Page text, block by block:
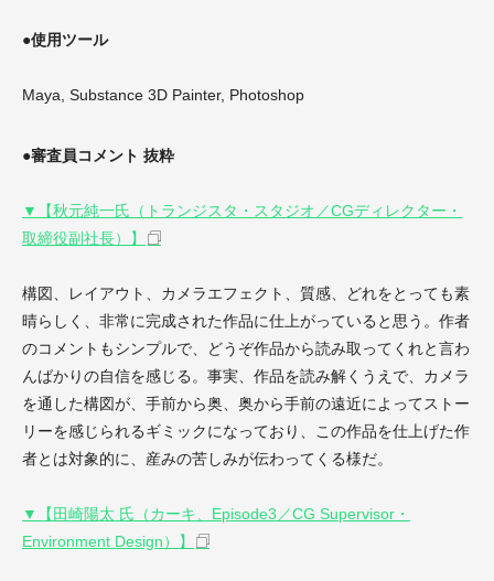
●使用ツール
Maya, Substance 3D Painter, Photoshop
●審査員コメント 抜粋
▼【秋元純一氏（トランジスタ・スタジオ／CGディレクター・
取締役副社長）】
構図、レイアウト、カメラエフェクト、質感、どれをとっても素
晴らしく、非常に完成された作品に仕上がっていると思う。作者
のコメントもシンプルで、どうぞ作品から読み取ってくれと言わ
んばかりの自信を感じる。事実、作品を読み解くうえで、カメラ
を通した構図が、手前から奥、奥から手前の遠近によってストー
リーを感じられるギミックになっており、この作品を仕上げた作
者とは対象的に、産みの苦しみが伝わってくる様だ。
▼【田崎陽太 氏（カーキ、Episode3／CG Supervisor・
Environment Design）】